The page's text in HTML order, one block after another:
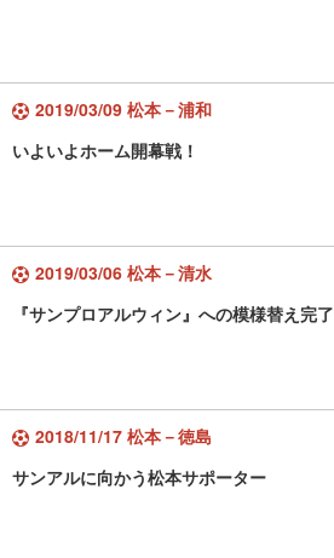
2019/03/09 松本－浦和
いよいよホーム開幕戦！
2019/03/06 松本－清水
『サンプロアルウィン』への模様替え完了
2018/11/17 松本－徳島
サンアルに向かう松本サポーター